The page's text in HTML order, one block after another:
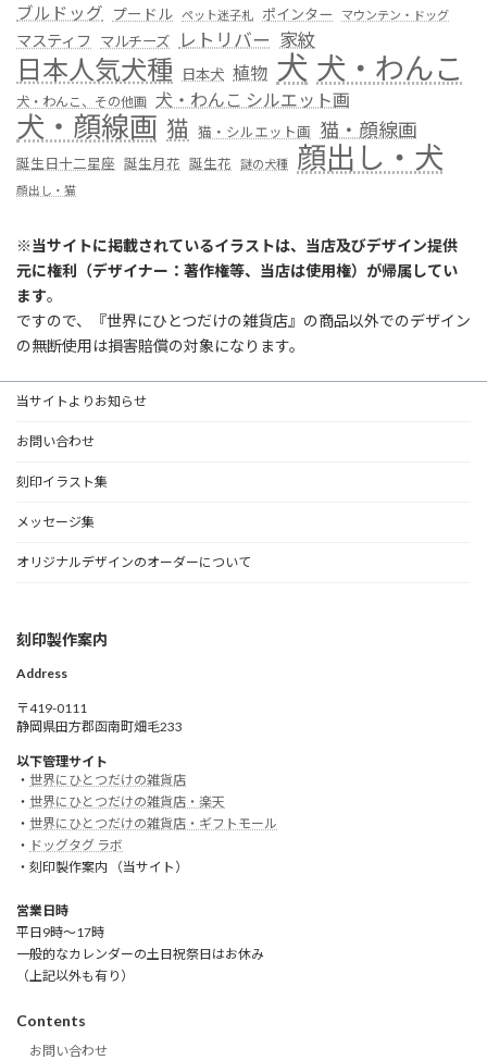
ブルドッグ プードル ペット迷子札 ポインター マウンテン・ドッグ
マスティフ マルチーズ レトリバー 家紋
日本人気犬種 日本犬 植物 犬 犬・わんこ
犬・わんこ、その他画 犬・わんこ シルエット画
犬・顔線画 猫 猫・シルエット画 猫・顔線画
誕生日十二星座 誕生月花 誕生花 謎の犬種 顔出し・犬
顔出し・猫
※当サイトに掲載されているイラストは、当店及びデザイン提供
元に権利（デザイナー：著作権等、当店は使用権）が帰属してい
ます。
ですので、『世界にひとつだけの雑貨店』の商品以外でのデザイン
の無断使用は損害賠償の対象になります。
当サイトよりお知らせ
お問い合わせ
刻印イラスト集
メッセージ集
オリジナルデザインのオーダーについて
刻印製作案内
Address
〒419-0111
静岡県田方郡函南町畑毛233
以下管理サイト
・ 世界にひとつだけの雑貨店
・ 世界にひとつだけの雑貨店・楽天
・ 世界にひとつだけの雑貨店・ギフトモール
・ ドッグタグ ラボ
・刻印製作案内 （当サイト）
営業日時
平日9時～17時
一般的なカレンダーの土日祝祭日はお休み
（上記以外も有り）
Contents
お問い合わせ